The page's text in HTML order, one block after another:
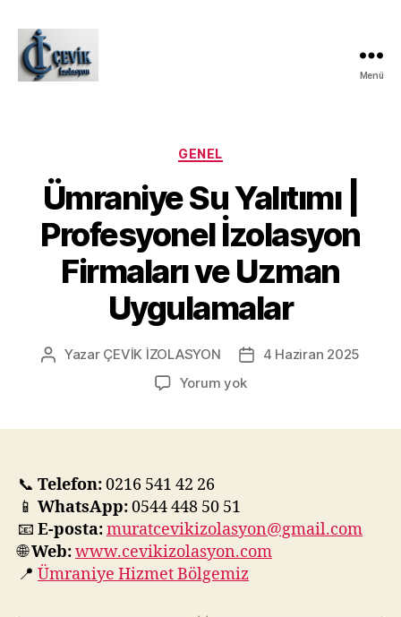
Menü
Kategoriler
GENEL
Ümraniye Su Yalıtımı |
Profesyonel İzolasyon
Firmaları ve Uzman
Uygulamalar
Yazının
Yazar ÇEVİK İZOLASYON
Yazı4 Haziran 2025
Yorum yokÜmraniye
Uzman
Uygulamalar
📞 Telefon:0216 541 42 26
📱 WhatsApp:0544 448 50 51
📧 E-posta:muratcevikizolasyon@gmail.com
🌐Web:www.cevikizolasyon.com
📍 Ümraniye Hizmet Bölgemiz